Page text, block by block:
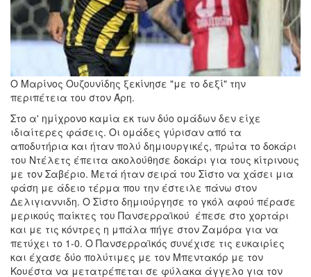
Ο Μαρίνος Ουζουνίδης ξεκίνησε "με το δεξί" την
περιπέτεια του στον Άρη.
Στο α' ημίχρονο καμία εκ των δύο ομάδων δεν είχε
ιδιαίτερες φάσεις. Οι ομάδες γύρισαν από τα
αποδυτήρια και ήταν πολύ δημιουργικές, πρώτα το δοκάρι
του Ντέλετς έπειτα ακολούθησε δοκάρι για τους κίτρινους
με τον Σαβέριο. Μετά ήταν σειρά του Σίστο να χάσει μια
φάση με άδειο τέρμα που την έστειλε πάνω στον
Δελιγιαννιδη. Ο Σίστο δημιούργησε το γκόλ αφού πέρασε
μερικούς παίκτες του Πανσερραϊκού έπεσε στο χορτάρι
και με τις κόντρες η μπάλα πήγε στον Ζαμόρα για να
πετύχει το 1-0. Ο Πανσερραϊκός συνέχισε τις ευκαιρίες
και έχασε δύο πολύτιμες με τον Μπεντακόρ με τον
Κουέστα να μετατρέπεται σε φύλακα άγγελο για τον